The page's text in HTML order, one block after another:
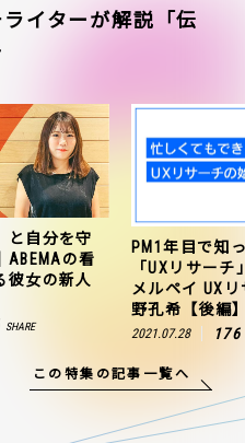
イターが解説「伝
と自分を守
ABEMAの看
彼女の新人
SHARE
PM1年目で知
「UXリサー
メルペイ UX
野孔希【後編
2021.07.28 176
この特集の記事一覧へ